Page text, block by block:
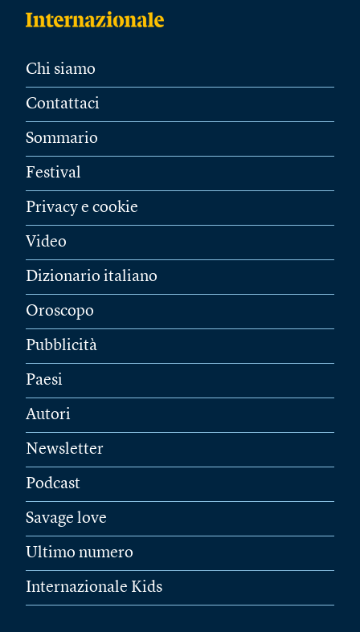
Chi siamo
Contattaci
Sommario
Festival
Privacy e cookie
Video
Dizionario italiano
Oroscopo
Pubblicità
Paesi
Autori
Newsletter
Podcast
Savage love
Ultimo numero
Internazionale Kids